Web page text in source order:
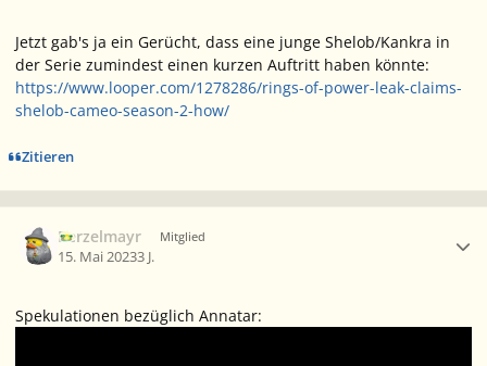
Jetzt gab's ja ein Gerücht, dass eine junge Shelob/Kankra in
der Serie zumindest einen kurzen Auftritt haben könnte:
https://www.looper.com/1278286/rings-of-power-leak-claims-
shelob-cameo-season-2-how/
Zitieren
Berzelmayr Mitglied
15. Mai 20233 J.
Spekulationen bezüglich Annatar: